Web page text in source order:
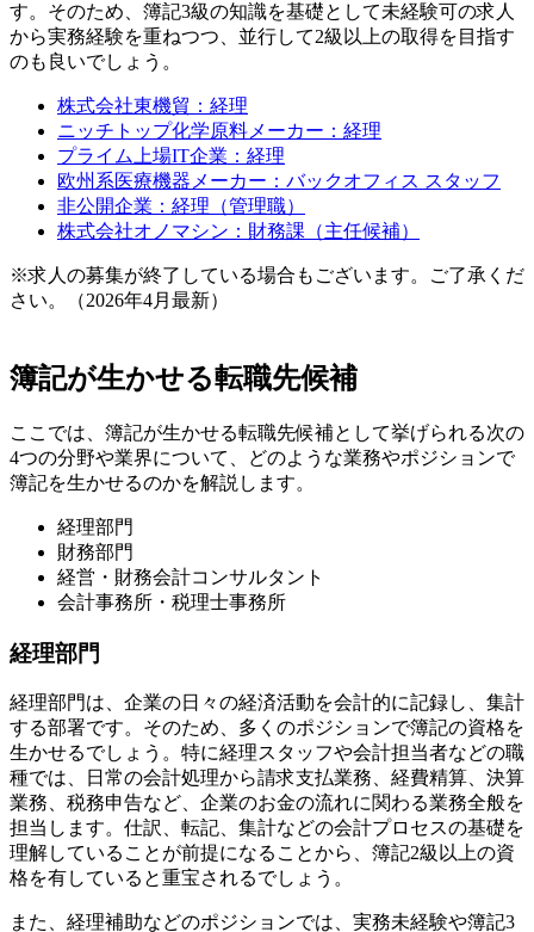
す。そのため、簿記3級の知識を基礎として未経験可の求人
から実務経験を重ねつつ、並行して2級以上の取得を目指す
のも良いでしょう。
株式会社東機貿：経理
ニッチトップ化学原料メーカー：経理
プライム上場IT企業：経理
欧州系医療機器メーカー：バックオフィス スタッフ
非公開企業：経理（管理職）
株式会社オノマシン：財務課（主任候補）
※求人の募集が終了している場合もございます。ご了承くだ
さい。（2026年4月最新）
簿記が生かせる転職先候補
ここでは、簿記が生かせる転職先候補として挙げられる次の
4つの分野や業界について、どのような業務やポジションで
簿記を生かせるのかを解説します。
経理部門
財務部門
経営・財務会計コンサルタント
会計事務所・税理士事務所
経理部門
経理部門は、企業の日々の経済活動を会計的に記録し、集計
する部署です。そのため、多くのポジションで簿記の資格を
生かせるでしょう。特に経理スタッフや会計担当者などの職
種では、日常の会計処理から請求支払業務、経費精算、決算
業務、税務申告など、企業のお金の流れに関わる業務全般を
担当します。仕訳、転記、集計などの会計プロセスの基礎を
理解していることが前提になることから、簿記2級以上の資
格を有していると重宝されるでしょう。
また、経理補助などのポジションでは、実務未経験や簿記3